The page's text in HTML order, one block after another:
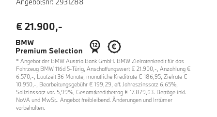
Angebotsnr: 2931288
€ 21.900,-
* Angebot der BMW Austria Bank GmbH. BMW Zielratenkredit für das
Fahrzeug BMW 116d 5-Türig, Anschaffungswert € 21.900,-, Anzahlung €
6.570,-, Laufzeit 36 Monate, monatliche Kreditrate € 186,95, Zielrate €
10.950,-, Bearbeitungsgebühr € 199,29, eff. Jahreszinssatz 6,65%,
Sollzinssatz var. 5,99%, Gesamtkreditbetrag € 17.879,63. Beträge inkl.
NoVA und MwSt.. Angebot freibleibend. Änderungen und Irrtümer
vorbehalten.